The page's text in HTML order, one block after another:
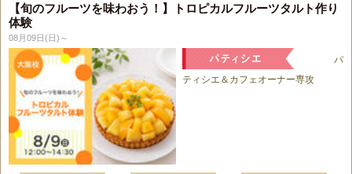
【旬のフルーツを味わおう！】トロピカルフルーツタルト作り
体験
08月09日(日)～
パ
ティシエ＆カフェオーナー専攻